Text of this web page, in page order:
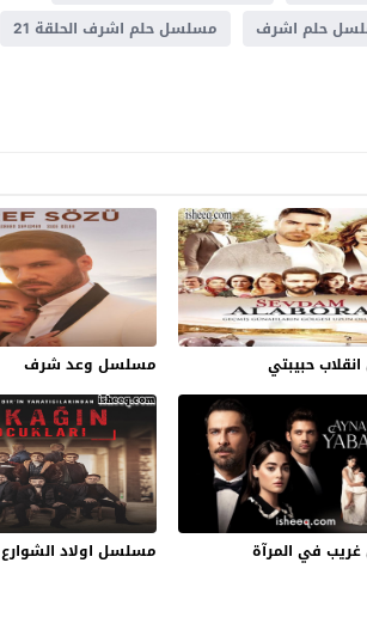
حلم اشرف
مسلسل حلم اشرف الحلقة 21
حبيبتي مسلسل وعد شرف
في المرآة مسلسل اولاد الشوارع